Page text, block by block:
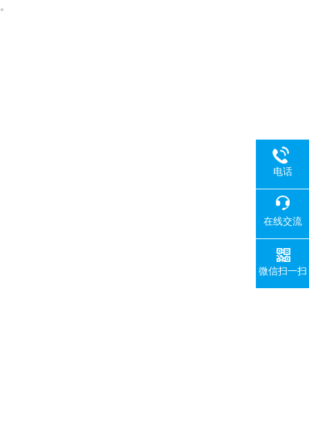
电话
在线交流
微信扫一扫